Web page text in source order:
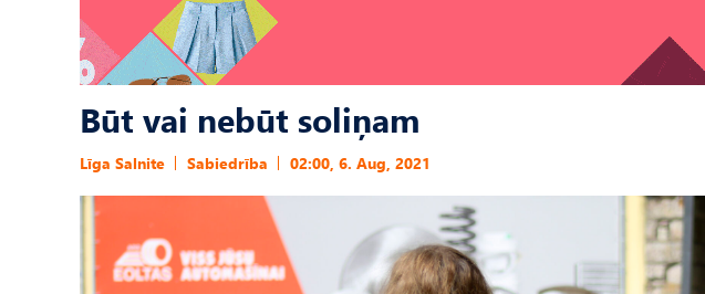
Būt vai nebūt soliņam
Līga Salnite Sabiedrība 02:00, 6. Aug, 2021